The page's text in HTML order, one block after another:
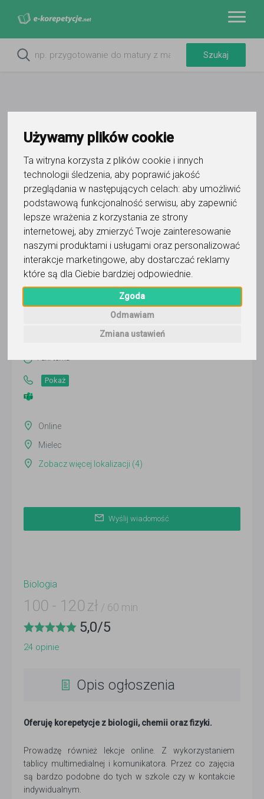
Używamy plików cookie
Ta witryna korzysta z plików cookie i innych
technologii śledzenia, aby poprawić jakość
przeglądania w następujących celach: aby umożliwić
podstawową funkcjonalność serwisu, aby zapewnić
lepsze wrażenia z korzystania ze strony
internetowej, aby zmierzyć Twoje zainteresowanie
naszymi produktami i usługami oraz personalizować
interakcje marketingowe, aby dostarczać reklamy
które są dla Ciebie bardziej odpowiednie.
Zgoda
Odmawiam
Zmiana ustawień
Do ulubionych
Oznacz wystąpienie kontaktu
Malwina
Wyślij wiadomość
4 dni temu
Pokaż
Online
Mielec
Zobacz więcej lokalizacji (4)
Wyślij wiadomość
Biologia
100 - 120 zł / 60 min
5,0/5
24 opinie
Opis ogłoszenia
Oferuję korepetycje z biologii, chemii oraz fizyki.
Prowadzę również lekcje online. Z wykorzystaniem
tablicy multimedialnej i komunikatora. Przez co zajęcia
są bardzo podobne do tych w szkole czy w kontakcie
indywidualnym.